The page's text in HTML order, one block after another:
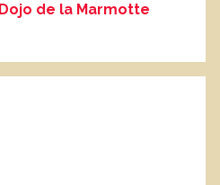
Dojo de la Marmotte